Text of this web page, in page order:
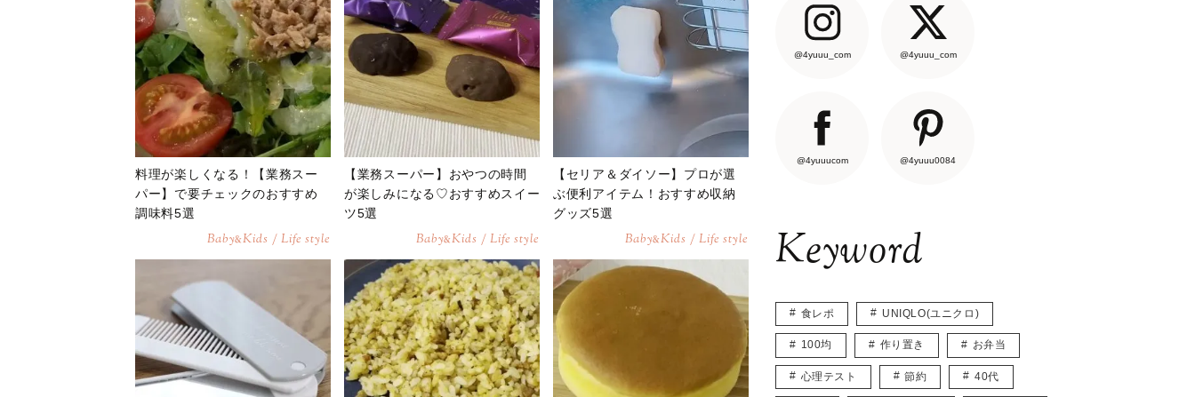
料理が楽しくなる！【業務スー
パー】で要チェックのおすすめ
調味料5選
Baby&Kids / Life style
【業務スーパー】おやつの時間
が楽しみになる♡おすすめスイー
ツ5選
Baby&Kids / Life style
【セリア＆ダイソー】プロが選
ぶ便利アイテム！おすすめ収納
グッズ5選
Baby&Kids / Life style
@4yuuu_com @4yuuu_com
@4yuuucom @4yuuu0084
Keyword
食レポ UNIQLO(ユニクロ)
100均 作り置き お弁当
心理テスト 節約 40代